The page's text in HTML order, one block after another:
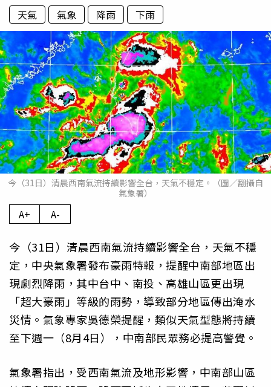
天氣 氣象 降雨 下雨
今（31日）清晨西南氣流持續影響全台，天氣不穩定。（圖／翻攝自
氣象署）
A+ A-
今（31日）清晨西南氣流持續影響全台，天氣不穩
定，中央氣象署發布豪雨特報，提醒中南部地區出
現劇烈降雨，其中台中、南投、高雄山區更出現
「超大豪雨」等級的雨勢，導致部分地區傳出淹水
災情。氣象專家吳德榮提醒，類似天氣型態將持續
至下週一（8月4日），中南部民眾務必提高警覺。
氣象署指出，受西南氣流及地形影響，中南部山區